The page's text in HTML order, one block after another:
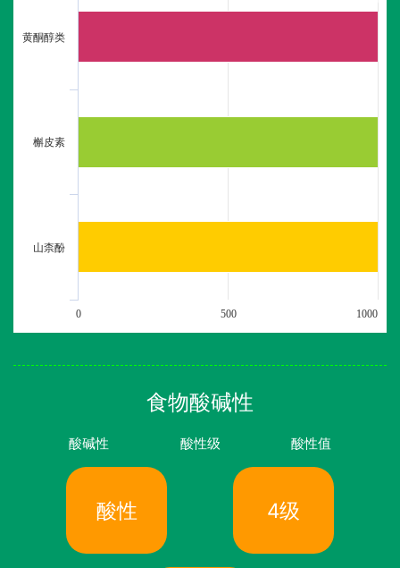
黄酮醇类
槲皮素
山柰酚
0 500 1000
食物酸碱性
酸碱性 酸性级 酸性值
酸性 4级